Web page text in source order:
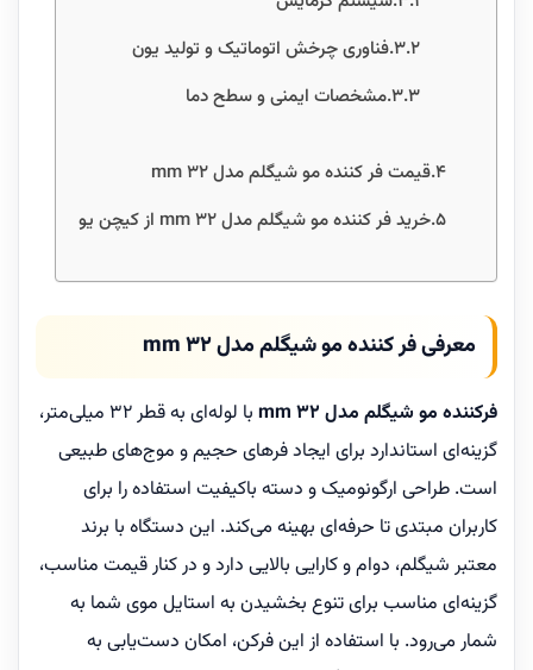
فناوری چرخش اتوماتیک و تولید یون
مشخصات ایمنی و سطح دما
قیمت فر کننده مو شیگلم مدل 32 mm
خرید فر کننده مو شیگلم مدل 32 mm از کیچن یو
معرفی فر کننده مو شیگلم مدل 32 mm
فرکننده مو شیگلم مدل 32 mm
با لوله‌ای به قطر 32 میلی‌متر،
گزینه‌ای استاندارد برای ایجاد فرهای حجیم و موج‌های طبیعی
است. طراحی ارگونومیک و دسته باکیفیت استفاده را برای
کاربران مبتدی تا حرفه‌ای بهینه می‌کند. این دستگاه با برند
معتبر شیگلم، دوام و کارایی بالایی دارد و در کنار قیمت مناسب،
گزینه‌ای مناسب برای تنوع بخشیدن به استایل موی شما به
شمار می‌رود. با استفاده از این فرکن، امکان دست‌یابی به